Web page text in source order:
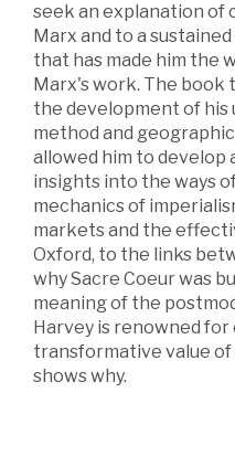
seek an explanation of
Marx and to a
that has made him the
Marx's work. The
the development of his
method and
allowed him to develop
insights into the ways
mechanics of
markets and the
Oxford, to the links
why Sacre Coeur was
meaning of the
Harvey is renowned
transformative value of
shows why.